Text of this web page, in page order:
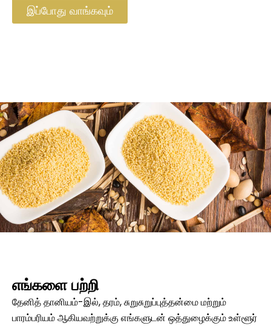
இப்போது வாங்கவும்
எங்களை பற்றி
தேனித் தானியம்-இல், தரம், சுறுசுறுப்புத்தன்மை மற்றும்
பாரம்பரியம் ஆகியவற்றுக்கு எங்களுடன் ஒத்துழைக்கும் உள்ளூர்